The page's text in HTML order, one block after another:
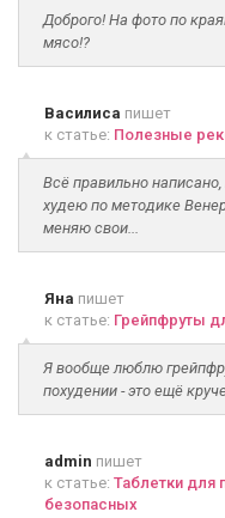
Доброго! На фото по
мясо!?
Василиса пишет
к статье: Полезные
Всё правильно
худею по методике
меняю свои...
Яна пишет
к статье: Грейпфруты
Я вообще люблю
похудении - это ещё
admin пишет
к статье: Таблетки для
безопасных